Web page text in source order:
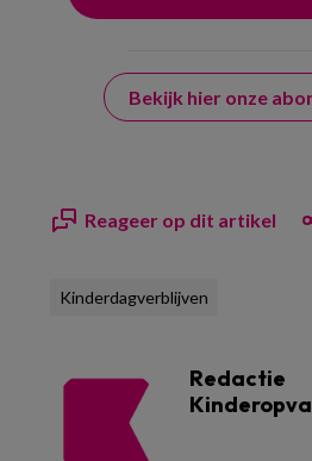
Bekijk hier onze
Reageer op dit artikel
Kinderdagverblijven
Redactie